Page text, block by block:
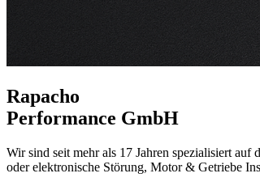
Rapacho
Performance GmbH
Wir sind seit mehr als 17 Jahren spezialisiert
oder elektronische Störung, Motor & Getriebe